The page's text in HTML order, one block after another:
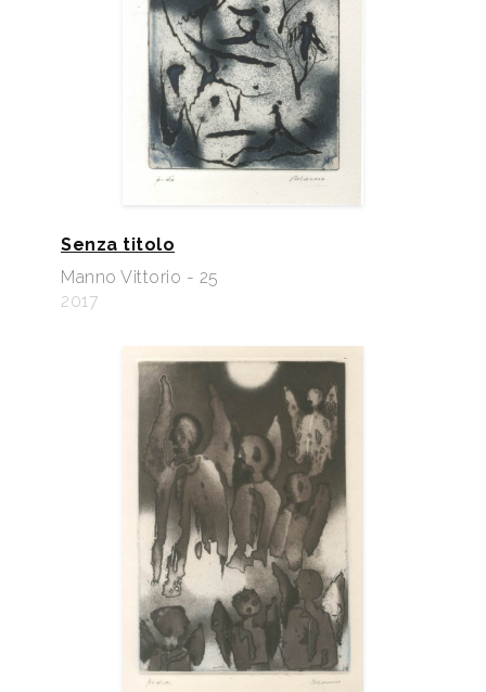
Senza titolo
Manno Vittorio - 25
2017